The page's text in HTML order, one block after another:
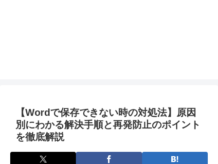
【Wordで保存できない時の対処法】原因
別にわかる解決手順と再発防止のポイント
を徹底解説